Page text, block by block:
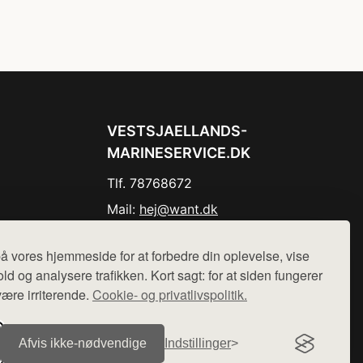
vores hjemmeside for at forbedre din oplevelse, vise
og analysere trafikken. Kort sagt: for at siden fungerer
irriterende. Cookie- og privatlivspolitik.
Afvis ikke‑nødvendige Indstillinger
VESTSJAELLANDS-
MARINESERVICE.DK
Tlf. 78768672
Mail: hej@want.dk
sælges ikke varer fra denne side - vi henviser til de shops,